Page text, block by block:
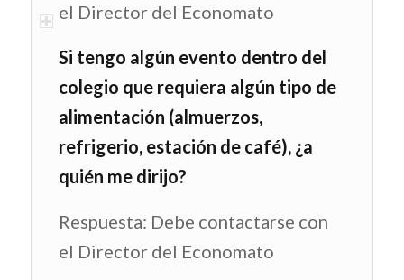
el Director del Economato
Si tengo algún evento dentro del
colegio que requiera algún tipo de
alimentación (almuerzos,
refrigerio, estación de café), ¿a
quién me dirijo?
Respuesta: Debe contactarse con
el Director del Economato